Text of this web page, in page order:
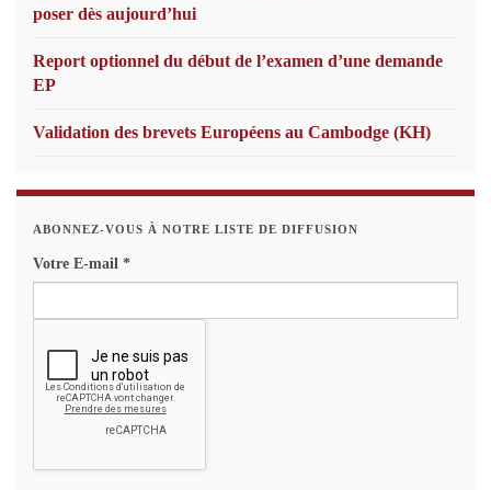
poser dès aujourd’hui
Report optionnel du début de l’examen d’une demande
EP
Validation des brevets Européens au Cambodge (KH)
ABONNEZ-VOUS À NOTRE LISTE DE DIFFUSION
Votre E-mail *